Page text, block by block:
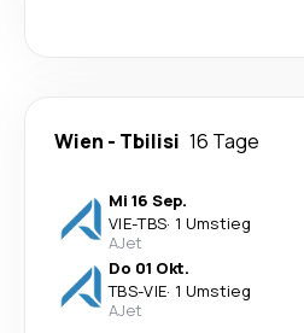
Wien - Tbilisi 16 Tage
Mi 16 Sep.
VIE-TBS· 1 Umstieg
AJet
Do 01 Okt.
TBS-VIE· 1 Umstieg
AJet